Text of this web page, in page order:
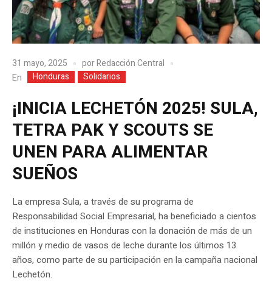
31 mayo, 2025 porRedacción Central
En
Honduras Solidarios
¡INICIA LECHETÓN 2025! SULA,
TETRA PAK Y SCOUTS SE
UNEN PARA ALIMENTAR
SUEÑOS
La empresa Sula, a través de su programa de
Responsabilidad Social Empresarial, ha beneficiado a cientos
de instituciones en Honduras con la donación de más de un
millón y medio de vasos de leche durante los últimos 13
años, como parte de su participación en la campaña nacional
Lechetón.